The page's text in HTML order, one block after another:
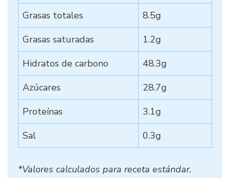
Grasas totales
8.5g
Grasas saturadas
1.2g
Hidratos de carbono
48.3g
Azúcares
28.7g
Proteínas
3.1g
Sal
0.3g
*Valores calculados para receta estándar.